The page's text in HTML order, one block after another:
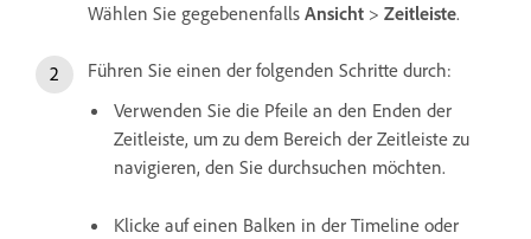
Wählen Sie gegebenenfalls Ansicht > Zeitleiste.
Führen Sie einen der folgenden Schritte durch:
Verwenden Sie die Pfeile an den Enden der
Zeitleiste, um zu dem Bereich der Zeitleiste zu
navigieren, den Sie durchsuchen möchten.
Klicke auf einen Balken in der Timeline oder